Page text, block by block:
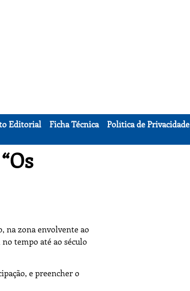
Editorial Ficha Técnica
Política de Privacidade
na zona envolvente ao
tempo até ao século
e preencher o